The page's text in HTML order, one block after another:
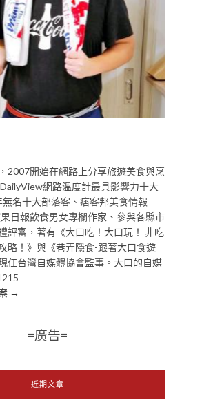
2007開始在網路上分享旅遊美食與烹
網路溫度計最具影響力十大
名十大部落客、痞客邦美食情報
日報飲食男女專欄作家、參與各縣市
評審，著有《大口吃！大口玩！ 非吃
略！》與《巷弄隱食-跟著大口食遊
任台灣自媒體協會監事。大口的自媒
→
=廣告=
近期文章